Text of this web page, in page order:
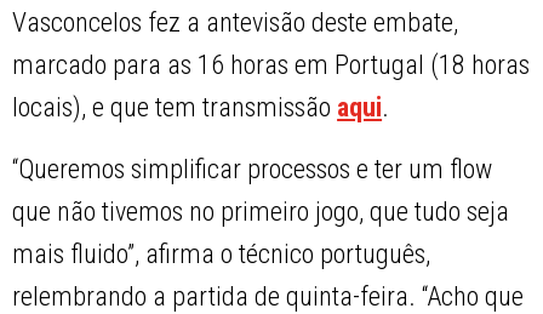
Vasconcelos fez a antevisão deste embate,
marcado para as 16 horas em Portugal (18 horas
locais), e que tem transmissão aqui.
“Queremos simplificar processos e ter um flow
que não tivemos no primeiro jogo, que tudo seja
mais fluido”, afirma o técnico português,
relembrando a partida de quinta-feira. “Acho que